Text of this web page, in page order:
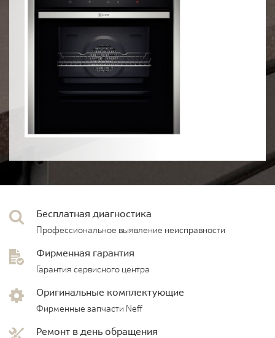
Бесплатная диагностика
Профессиональное выявление неисправности
Фирменная гарантия
Гарантия сервисного центра
Оригинальные комплектующие
Фирменные запчасти Neff
Ремонт в день обращения